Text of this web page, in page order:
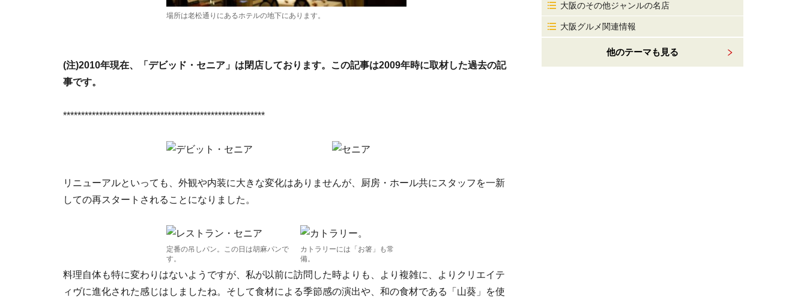
場所は老松通りにあるホテルの地下にあります。
(注)2010年現在、「デビッド・セニア」は閉店しております。この記事は2009年時に取材した過去の記
事です。
********************************************************
リニューアルといっても、外観や内装に大きな変化はありませんが、厨房・ホール共にスタッフを一新
しての再スタートされることになりました。
定番の吊しパン。この日は胡麻パンで
す。
カトラリーには「お箸」も常
備。
料理自体も特に変わりはないようですが、私が以前に訪問した時よりも、より複雑に、よりクリエイテ
ィヴに進化された感じはしましたね。そして食材による季節感の演出や、和の食材である「山葵」を使
大阪のその他ジャンルの名店
大阪グルメ関連情報
他のテーマも見る